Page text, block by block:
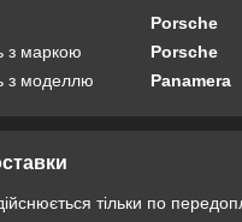
Porsche
з маркою
Porsche
з моделлю
Panamera
тільки по